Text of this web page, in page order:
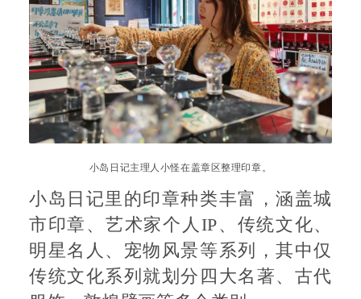
小岛日记主理人小怪在盖章区整理印章。
小岛日记里的印章种类丰富，涵盖城
市印章、艺术家个人IP、传统文化、
明星名人、宠物风景等系列，其中仅
传统文化系列就划分四大名著、古代